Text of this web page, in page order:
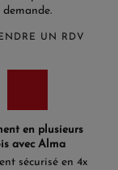
demande.
UN RDV
en plusieurs
avec Alma
sécurisé en 4x